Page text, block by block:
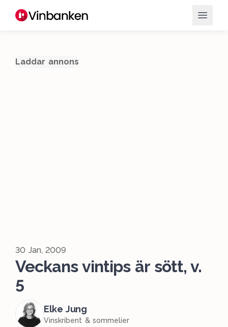
Laddar annons
30 Jan, 2009
Veckans vintips är sött, v.
5
Elke Jung
Vinskribent & sommelier